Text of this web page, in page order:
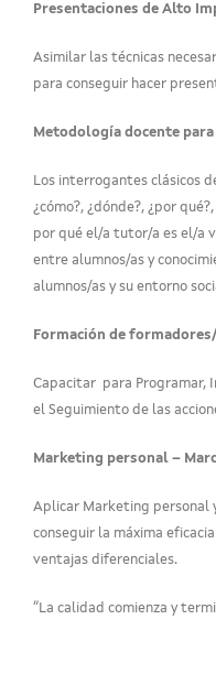
Presentaciones de Alto
Asimilar las técnicas
para conseguir hacer
Metodología docente
Los interrogantes clásicos
¿cómo?, ¿dónde?, ¿por
por qué el/a tutor/a es el/a
entre alumnos/as y
alumnos/as y su entorno
Formación de
Capacitar para Programar,
el Seguimiento de las
Marketing personal –
Aplicar Marketing personal
conseguir la máxima
ventajas diferenciales.
“La calidad comienza y